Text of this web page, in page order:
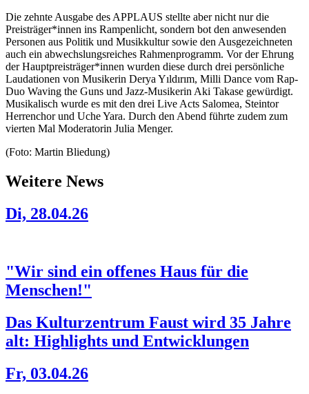
Die zehnte Ausgabe des APPLAUS stellte aber nicht nur die
Preisträger*innen ins Rampenlicht, sondern bot den anwesenden
Personen aus Politik und Musikkultur sowie den Ausgezeichneten
auch ein abwechslungsreiches Rahmenprogramm. Vor der Ehrung
der Hauptpreisträger*innen wurden diese durch drei persönliche
Laudationen von Musikerin Derya Yıldırım, Milli Dance vom Rap-
Duo Waving the Guns und Jazz-Musikerin Aki Takase gewürdigt.
Musikalisch wurde es mit den drei Live Acts Salomea, Steintor
Herrenchor und Uche Yara. Durch den Abend führte zudem zum
vierten Mal Moderatorin Julia Menger.
(Foto: Martin Bliedung)
Weitere News
Di, 28.04.26
"Wir sind ein offenes Haus für die
Menschen!"
Das Kulturzentrum Faust wird 35 Jahre
alt: Highlights und Entwicklungen
Fr, 03.04.26